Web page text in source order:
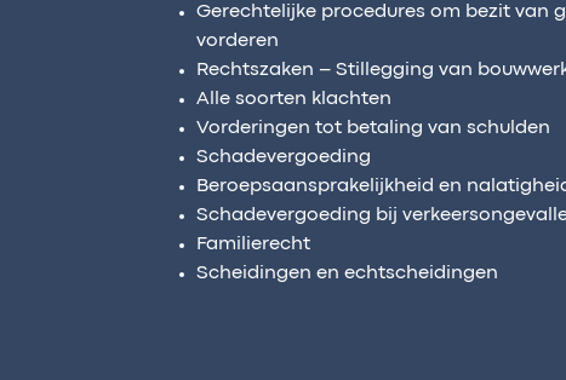
Gerechtelijke procedures om bezit van
vorderen
Rechtszaken – Stillegging van
Alle soorten klachten
Vorderingen tot betaling van schulden
Schadevergoeding
Beroepsaansprakelijkheid en
Schadevergoeding bij
Familierecht
Scheidingen en echtscheidingen